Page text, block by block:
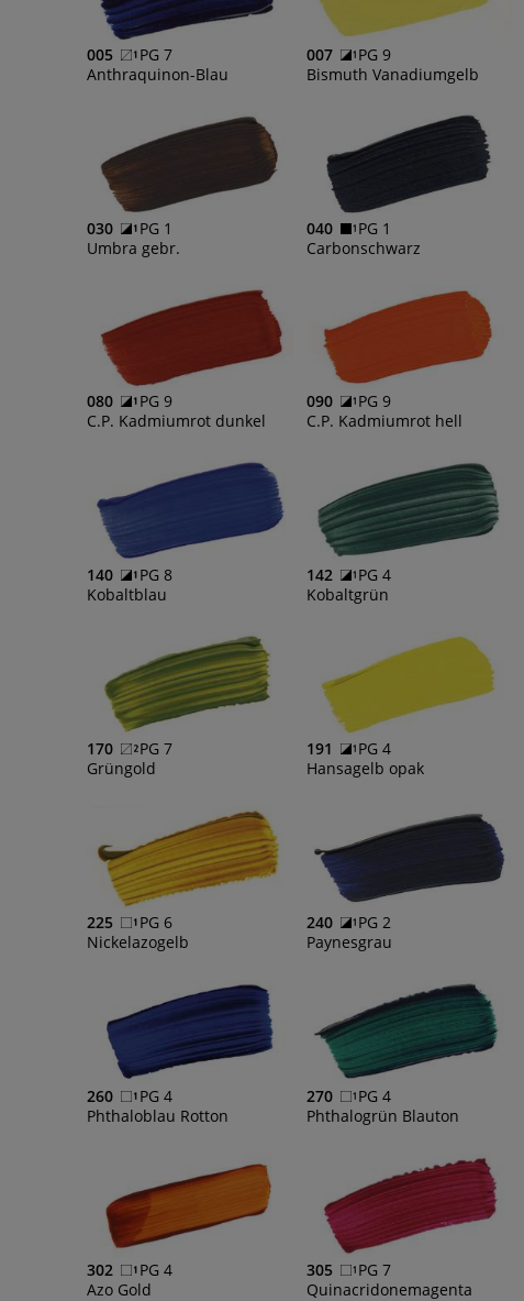
005
PG 7
Anthraquinon-Blau
007
PG 9
Bismuth Vanadiumgelb
030
PG 1
Umbra gebr.
040
PG 1
Carbonschwarz
080
PG 9
C.P. Kadmiumrot dunkel
090
PG 9
C.P. Kadmiumrot hell
140
PG 8
Kobaltblau
142
PG 4
Kobaltgrün
170
PG 7
Grüngold
191
PG 4
Hansagelb opak
225
PG 6
Nickelazogelb
240
PG 2
Paynesgrau
260
PG 4
Phthaloblau Rotton
270
PG 4
Phthalogrün Blauton
302
PG 4
Azo Gold
305
PG 7
Quinacridonemagenta